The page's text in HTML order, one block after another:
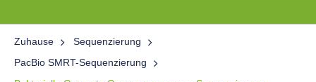
Zuhause
Sequenzierung
PacBio SMRT-Sequenzierung